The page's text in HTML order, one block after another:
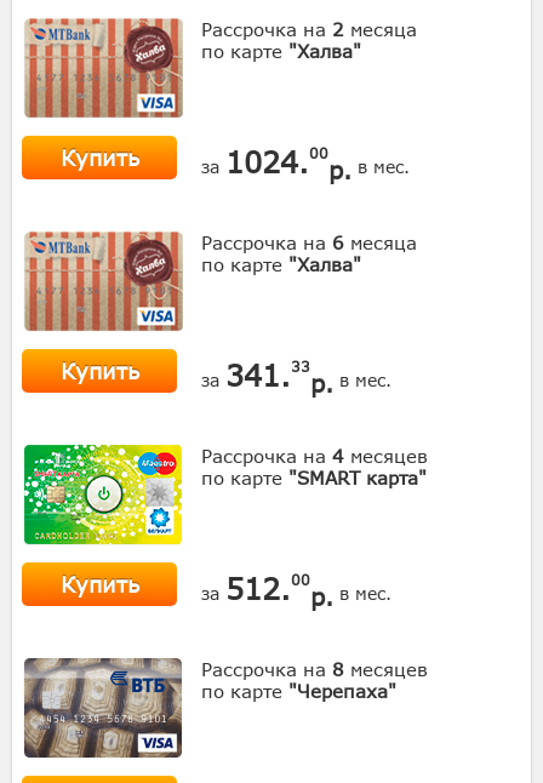
Рассрочка на 2 месяца
по карте "Халва"
Купить за 1024.00
р. в мес.
Рассрочка на 6 месяца
по карте "Халва"
Купить за 341. 33
р. в мес.
Рассрочка на 4 месяцев
по карте "SMART карта"
Купить за 512.00
р. в мес.
Рассрочка на 8 месяцев
по карте "Черепаха"